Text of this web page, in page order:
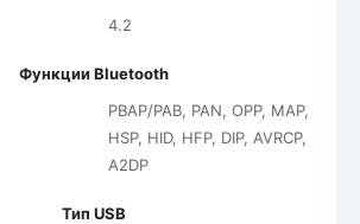
4.2
Функции Bluetooth
PBAP/PAB, PAN, OPP, MAP,
HSP, HID, HFP, DIP, AVRCP,
A2DP
Тип USB